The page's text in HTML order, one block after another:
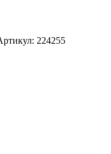
224255